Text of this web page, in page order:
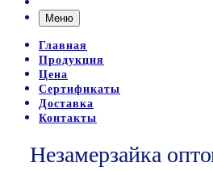
Меню
Главная
Продукция
Цена
Сертификаты
Доставка
Контакты
Незамерзайка